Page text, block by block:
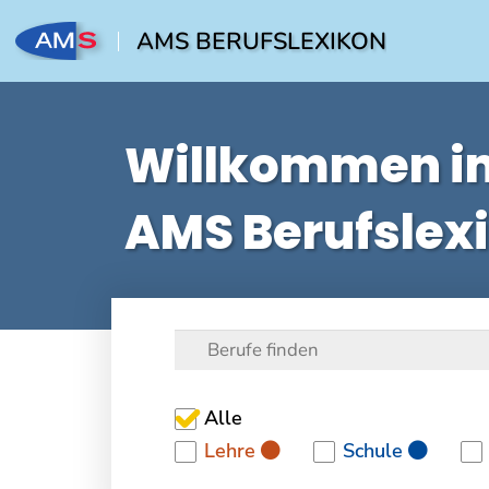
AMS BERUFSLEXIKON
Willkommen
AMS
Alle
Lehre
Schule